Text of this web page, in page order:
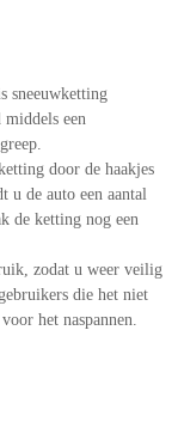
sneeuwketting
een
door de haakjes
u de auto een aantal
de ketting nog een
zodat u weer veilig
die het niet
het naspannen.